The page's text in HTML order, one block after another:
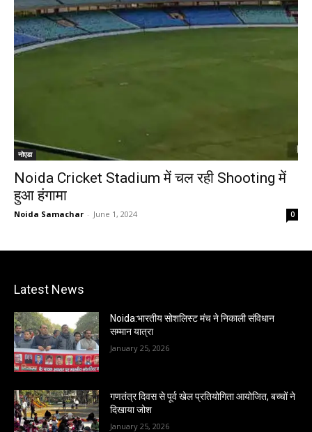
नोएडा
Noida Cricket Stadium में चल रही Shooting में
हुआ हंगामा
Noida Samachar - June 1, 2024 0
Latest News
Noida:भारतीय सोशलिस्ट मंच ने निकाली संविधान
सम्मान यात्रा
January 25, 2026
गणतंत्र दिवस से पूर्व खेल प्रतियोगिता आयोजित, बच्चों ने
दिखाया जोश
January 25, 2026